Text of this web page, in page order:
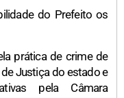
do Prefeito os
prática de crime de
Justiça do estado e
pela Câmara